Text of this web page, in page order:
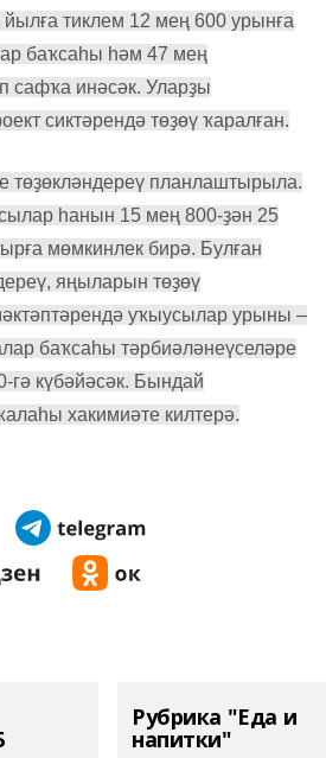
тиклем 12 мең 600 урынға
баҡсаһы һәм 47 мең
сафҡа инәсәк. Уларҙы
сиктәрендә төҙөү ҡаралған.
төҙөкләндереү планлаштырыла.
һанын 15 мең 800-ҙән 25
мөмкинлек бирә. Булған
яңыларын төҙөү
уҡыусылар урыны –
баҡсаһы тәрбиәләнеүселәре
күбәйәсәк. Бындай
хакимиәте килтерә.
Рубрика "Еда и
напитки"